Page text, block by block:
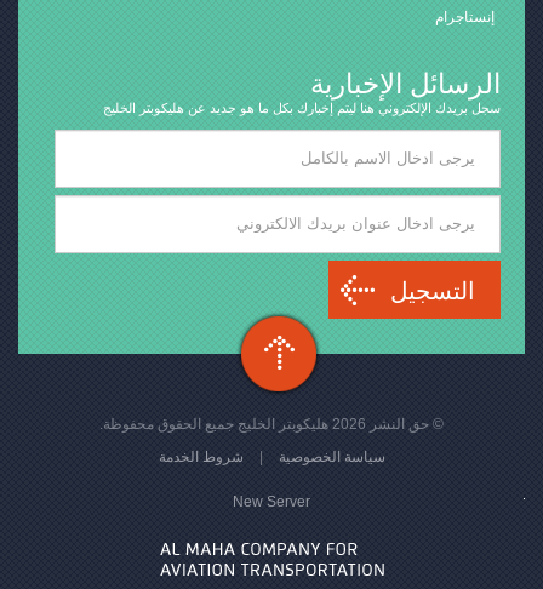
إنستاجرام
الرسائل الإخبارية
سجل بريدك الإلكتروني هنا ليتم إخبارك بكل ما هو جديد عن هليكوبتر الخليج
التسجيل
© حق النشر 2026 هليكوبتر الخليج جميع الحقوق محفوظة.
سياسة الخصوصية
| شروط الخدمة
New Server